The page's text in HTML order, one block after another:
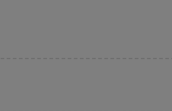
que encuentras el vuelo más barato.